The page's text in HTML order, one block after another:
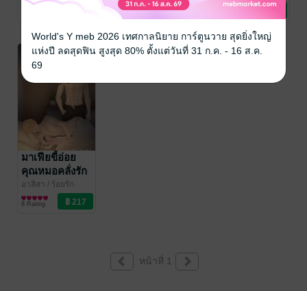
จับ(เมีย)เด็กเป็น
อักษร
นิยายวาย Boy
อักษร
นิยายวาย Boy
Love / Yaoi
3 Rating
อักษร
นิยายวาย Boy
Love / Yaoi
-45%
มาเฟียขี้อ่อย
คุณหมอคลั่งรัก
อาลิสา / ร้อยรัก
อักษร
นิยายวาย Boy
Love / Yaoi
8 Rating
หน้าที่ 1
World's Y meb 2026 เทศกาลนิยาย การ์ตูนวาย สุดยิ่งใหญ่
แห่งปี ลดสุดฟิน สูงสุด 80% ตั้งแต่วันที่ 31 ก.ค. - 16 ส.ค.
69